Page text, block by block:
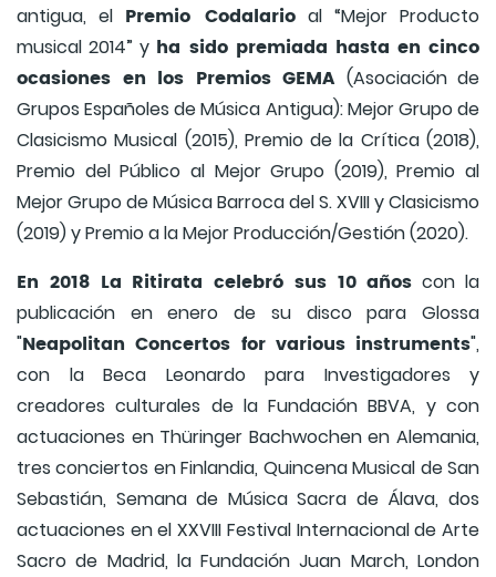
antigua, el Premio Codalarioal “Mejor Producto
musical 2014” y ha sido premiada hasta en cinco
ocasiones en los Premios GEMA (Asociación de
Grupos Españoles de Música Antigua): Mejor Grupo de
Clasicismo Musical (2015), Premio de la Crítica (2018),
Premio del Público al Mejor Grupo (2019), Premio al
Mejor Grupo de Música Barroca del S. XVIII y Clasicismo
(2019) y Premio a la Mejor Producción/Gestión (2020).
En 2018 La Ritirata celebró sus 10 años con la
publicación en enero de su disco para Glossa
"Neapolitan Concertos for various instruments",
con la Beca Leonardo para Investigadores y
creadores culturales de la Fundación BBVA, y con
actuaciones en Thüringer Bachwochen en Alemania,
tres conciertos en Finlandia, Quincena Musical de San
Sebastián, Semana de Música Sacra de Álava, dos
actuaciones en el XXVIII Festival Internacional de Arte
Sacro de Madrid, la Fundación Juan March, London